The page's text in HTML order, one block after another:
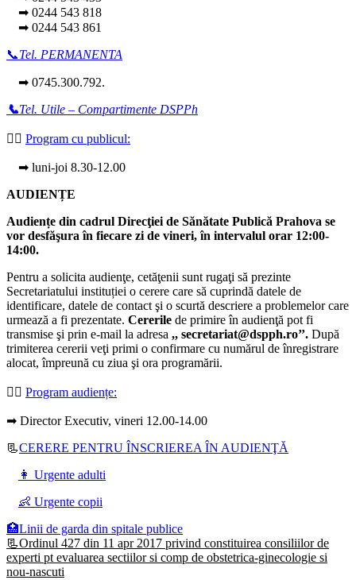
➡ 0244 543 818
➡ 0244 543 861
📞Tel. PERMANENTA
➡ 0745.300.792.
📞Tel. Utile – Compartimente DSPPh
👩‍⚕️ Program cu publicul:
➡ luni-joi 8.30-12.00
AUDIENȚE
Audiențe din cadrul Direcţiei de Sănătate Publică Prahova se
vor desfăşura în fiecare zi de vineri, în intervalul orar 12:00-
14:00.
Pentru a solicita audienţe, cetăţenii sunt rugaţi să prezinte
Secretariatului instituției o cerere care să cuprindă datele de
identificare, datele de contact şi o scurtă descriere a problemelor care
urmează a fi prezentate. Cererile de primire în audienţă pot fi
transmise şi prin e-mail la adresa ,, secretariat@dspph.ro’’. După
trimiterea cererii veţi primi o confirmare cu numărul de înregistrare
alocat, împreună cu ziua şi ora programării.
👩‍⚕️ Program audiențe:
➡ Director Executiv, vineri 12.00-14.00
📃CERERE PENTRU ÎNSCRIEREA ÎN AUDIENŢĂ
👩 Urgente adulti
👶 Urgente copii
🏥Linii de garda din spitale publice
📃Ordinul 427 din 11 apr 2017 privind constituirea consiliilor de
experti pt evaluarea sectiilor si comp de obstetrica-ginecologie si
nou-nascuti